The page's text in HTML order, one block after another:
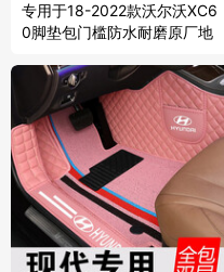
专用于18-2022款沃尔沃XC6
0脚垫包门槛防水耐磨原厂地
汽车脚垫 【豪华套餐】6D脚
垫+丝圈双层+尾箱垫【默认发
黑色